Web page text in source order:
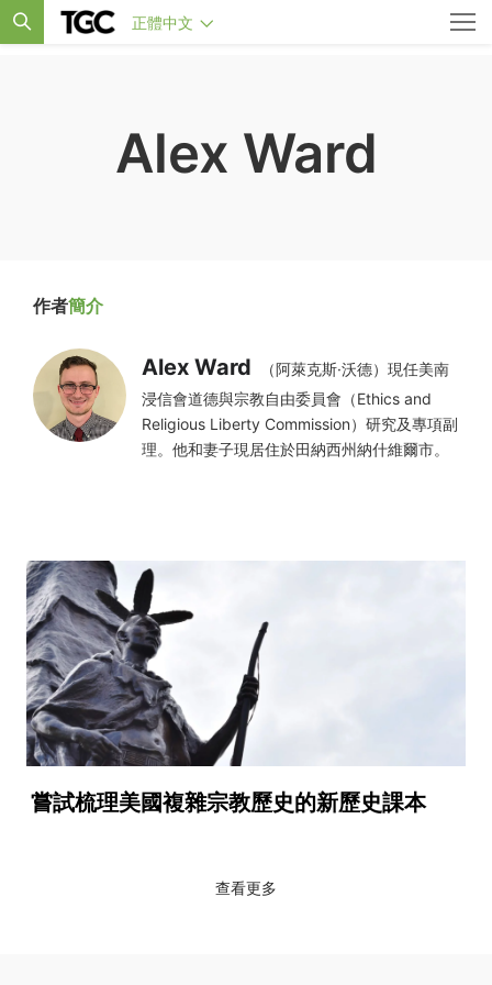
正體中文
Alex Ward
作者簡介
Alex Ward
（阿萊克斯·沃德）現任美南
浸信會道德與宗教自由委員會（Ethics and
Religious Liberty Commission）研究及專項副
理。他和妻子現居住於田納西州納什維爾市。
嘗試梳理美國複雜宗教歷史的新歷史課本
查看更多